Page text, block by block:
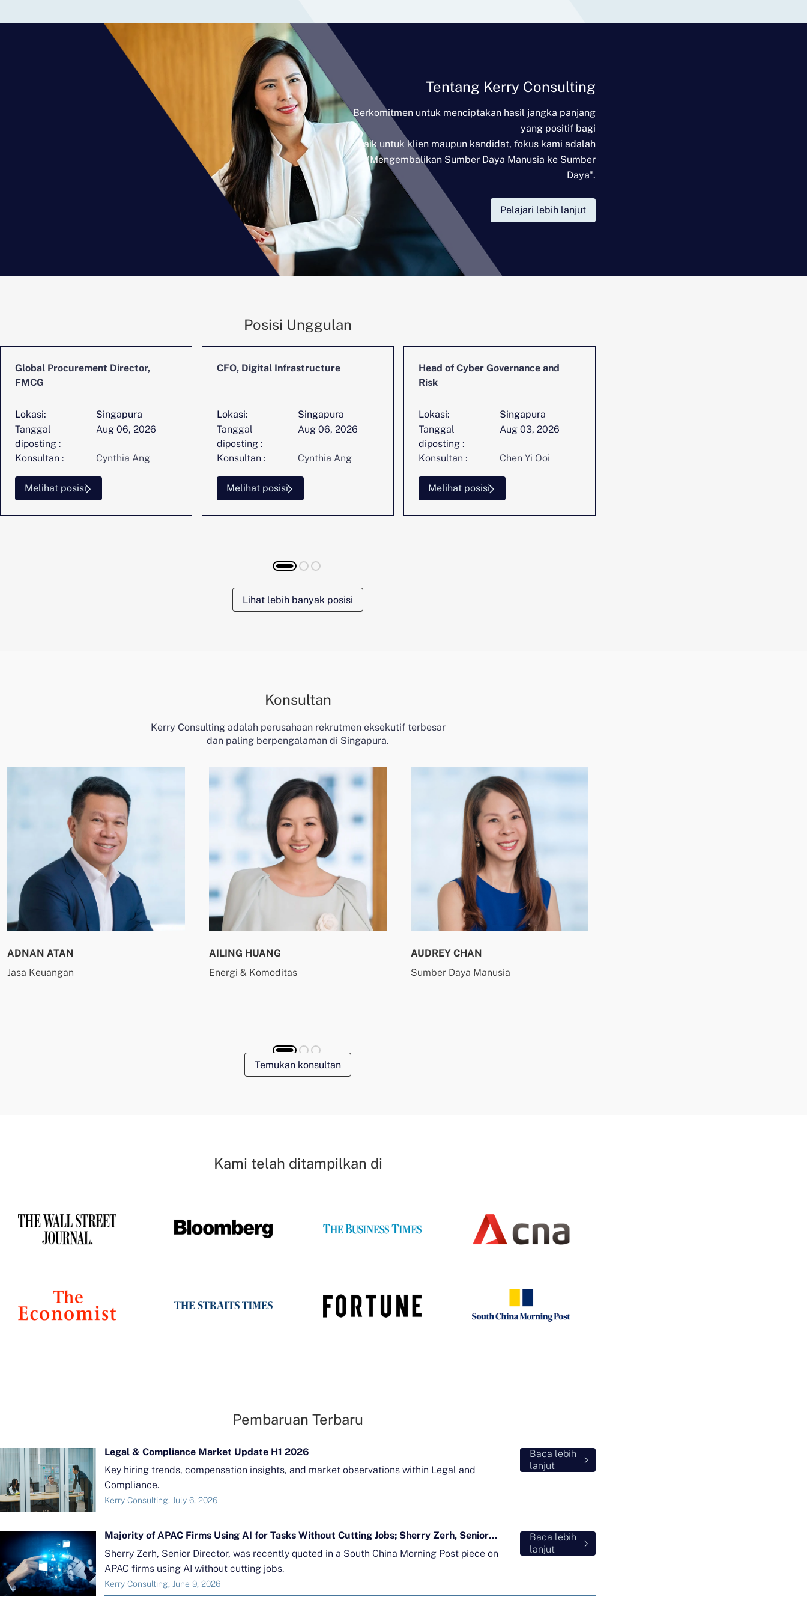
Tentang Kerry Consulting
Berkomitmen untuk menciptakan hasil jangka panjang
yang positif bagi
baik untuk klien maupun kandidat, fokus kami adalah
"Mengembalikan Sumber Daya Manusia ke Sumber
Daya".
Pelajari lebih lanjut
Posisi Unggulan
Global Procurement Director,
FMCG
Lokasi:
Singapura
Tanggal
diposting :
Aug 06, 2026
Konsultan : Cynthia Ang
Melihat posisi
CFO, Digital Infrastructure
Lokasi:
Singapura
Tanggal
diposting :
Aug 06, 2026
Konsultan : Cynthia Ang
Melihat posisi
Head of Cyber Governance and
Risk
Lokasi:
Singapura
Tanggal
diposting :
Aug 03, 2026
Konsultan : Chen Yi Ooi
Melihat posisi
Lihat lebih banyak posisi
Konsultan
Kerry Consulting adalah perusahaan rekrutmen eksekutif terbesar
dan paling berpengalaman di Singapura.
ADNAN ATAN
Jasa Keuangan
AILING HUANG
Energi & Komoditas
AUDREY CHAN
Sumber Daya Manusia
Temukan konsultan
Kami telah ditampilkan di
Pembaruan Terbaru
Legal & Compliance Market Update H1 2026
Key hiring trends, compensation insights, and market observations within Legal and
Compliance.
Kerry Consulting, July 6, 2026
Baca lebih
lanjut
Majority of APAC Firms Using AI for Tasks Without Cutting Jobs; Sherry Zerh, Senior Director, Quoted in SCMP Article
Sherry Zerh, Senior Director, was recently quoted in a South China Morning Post piece on
APAC firms using AI without cutting jobs.
Kerry Consulting, June 9, 2026
Baca lebih
lanjut